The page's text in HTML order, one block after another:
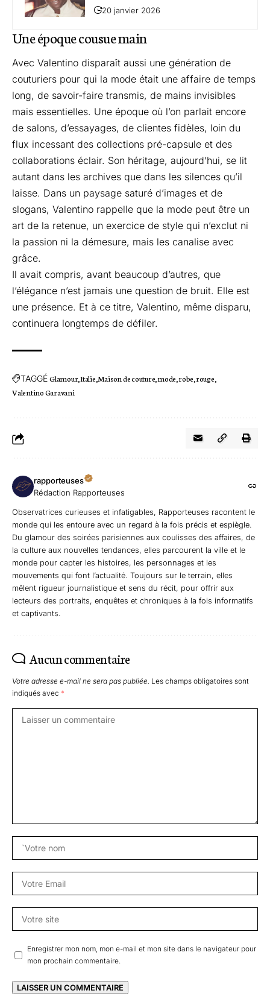
20 janvier 2026
Une époque cousue main
Avec Valentino disparaît aussi une génération de
couturiers pour qui la mode était une affaire de temps
long, de savoir-faire transmis, de mains invisibles
mais essentielles. Une époque où l’on parlait encore
de salons, d’essayages, de clientes fidèles, loin du
flux incessant des collections pré-capsule et des
collaborations éclair. Son héritage, aujourd’hui, se lit
autant dans les archives que dans les silences qu’il
laisse. Dans un paysage saturé d’images et de
slogans, Valentino rappelle que la mode peut être un
art de la retenue, un exercice de style qui n’exclut ni
la passion ni la démesure, mais les canalise avec
grâce.
Il avait compris, avant beaucoup d’autres, que
l’élégance n’est jamais une question de bruit. Elle est
une présence. Et à ce titre, Valentino, même disparu,
continuera longtemps de défiler.
TAGGÉGlamour Italie Maison de couture mode robe rouge
Valentino Garavani
rapporteuses
Rédaction Rapporteuses
Observatrices curieuses et infatigables, Rapporteuses racontent le
monde qui les entoure avec un regard à la fois précis et espiègle.
Du glamour des soirées parisiennes aux coulisses des affaires, de
la culture aux nouvelles tendances, elles parcourent la ville et le
monde pour capter les histoires, les personnages et les
mouvements qui font l’actualité. Toujours sur le terrain, elles
mêlent rigueur journalistique et sens du récit, pour offrir aux
lecteurs des portraits, enquêtes et chroniques à la fois informatifs
et captivants.
Aucun commentaire
Votre adresse e-mail ne sera pas publiée. Les champs obligatoires sont
indiqués avec *
Enregistrer mon nom, mon e-mail et mon site dans le navigateur pour
mon prochain commentaire.